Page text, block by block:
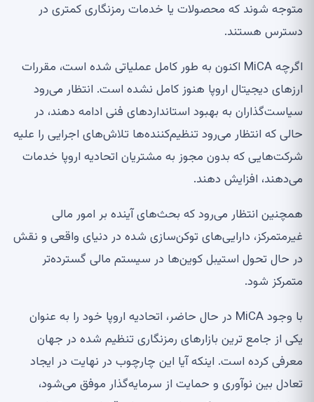
متوجه شوند که محصولات یا خدمات رمزنگاری کمتری در
دسترس هستند.
اگرچه MiCA اکنون به طور کامل عملیاتی شده است، مقررات
ارزهای دیجیتال اروپا هنوز کامل نشده است. انتظار می‌رود
سیاست‌گذاران به بهبود استانداردهای فنی ادامه دهند، در
حالی که انتظار می‌رود تنظیم‌کننده‌ها تلاش‌های اجرایی را علیه
شرکت‌هایی که بدون مجوز به مشتریان اتحادیه اروپا خدمات
می‌دهند، افزایش دهند.
همچنین انتظار می‌رود که بحث‌های آینده بر امور مالی
غیرمتمرکز، دارایی‌های توکن‌سازی شده در دنیای واقعی و نقش
در حال تحول استیبل کوین‌ها در سیستم مالی گسترده‌تر
متمرکز شود.
با وجود MiCA در حال حاضر، اتحادیه اروپا خود را به عنوان
یکی از جامع ترین بازارهای رمزنگاری تنظیم شده در جهان
معرفی کرده است. اینکه آیا این چارچوب در نهایت در ایجاد
تعادل بین نوآوری و حمایت از سرمایه‌گذار موفق می‌شود،